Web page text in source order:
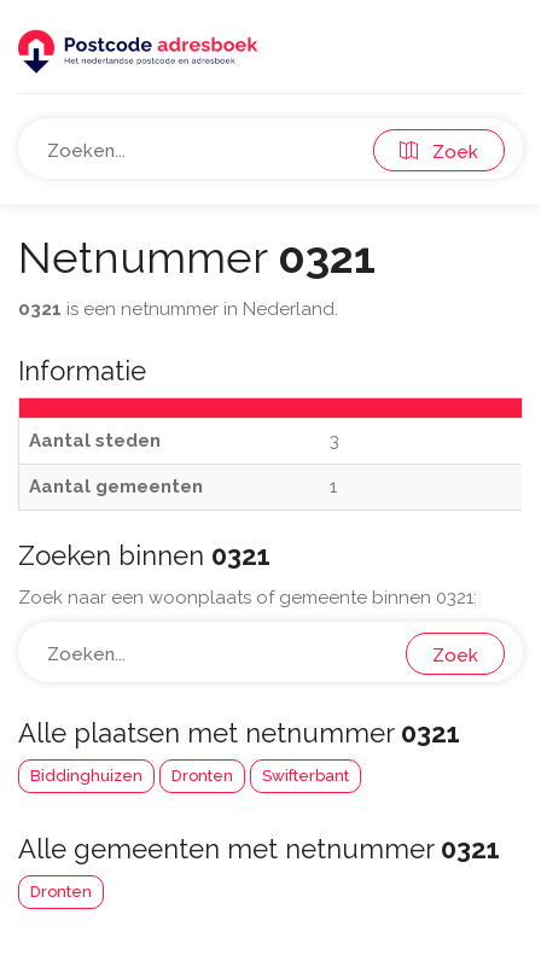
Zoek
Netnummer 0321
0321 is een netnummer in Nederland.
Informatie
Aantal steden 3
Aantal gemeenten 1
Zoeken binnen 0321
Zoek naar een woonplaats of gemeente binnen 0321:
Zoek
Alle plaatsen met netnummer 0321
Biddinghuizen Dronten Swifterbant
Alle gemeenten met netnummer 0321
Dronten